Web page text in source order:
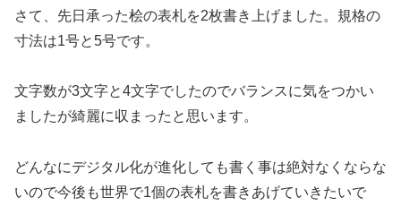
さて、先日承った桧の表札を2枚書き上げました。規格の
寸法は1号と5号です。
文字数が3文字と4文字でしたのでバランスに気をつかい
ましたが綺麗に収まったと思います。
どんなにデジタル化が進化しても書く事は絶対なくならな
いので今後も世界で1個の表札を書きあげていきたいで